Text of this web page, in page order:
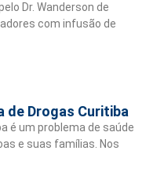
Dr. Wanderson de
com infusão de
de Drogas Curitiba
é um problema de saúde
e suas famílias. Nos